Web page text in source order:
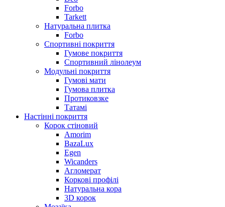
Forbo
Tarkett
Натуральна плитка
Forbo
Спортивні покриття
Гумове покриття
Спортивний лінолеум
Модульні покриття
Гумові мати
Гумова плитка
Протиковзке
Татамі
Настінні покриття
Корок стіновий
Amorim
BazaLux
Egen
Wicanders
Агломерат
Коркові профілі
Натуральна кора
3D корок